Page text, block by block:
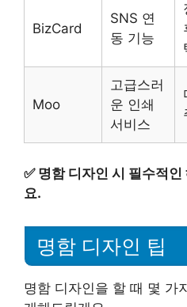
BizCard
SNS 연
동 기능
Moo
고급스러
운 인쇄
서비스
✅ 명함 디자인 시 필수적
요.
명함 디자인 팁
명함 디자인을 할 때 몇 가